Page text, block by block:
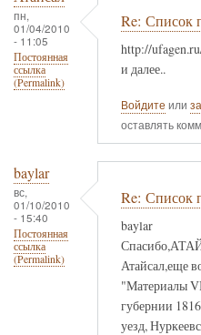
пн,
01/04/2010
- 11:05
Постоянная
ссылка
(Permalink)
Re: Список
http://
и далее..
Войдите или
оставлять
baylar
вс,
01/10/2010
- 15:40
Постоянная
ссылка
(Permalink)
Re: Список
baylar
Атайсал,еще
"Материалы
губернии
уезд,